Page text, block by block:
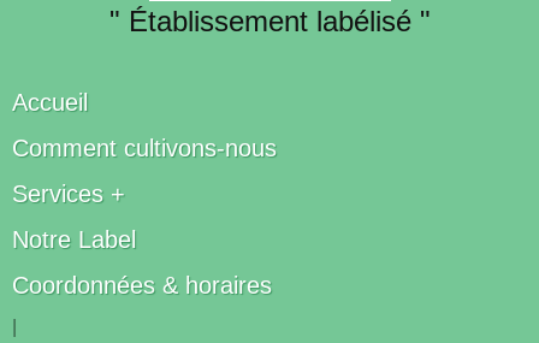
" Établissement labélisé "
Accueil
Comment cultivons-nous
Services +
Notre Label
Coordonnées & horaires